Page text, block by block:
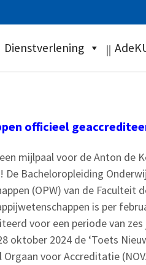
Dienstverlening
officieel g
mijlpaal voor de Anton de
De Bacheloropleiding
(OPW) van de Faculteit
is per
voor een periode van zes
oktober 2024 de ‘Toets
Orgaan voor Accreditatie